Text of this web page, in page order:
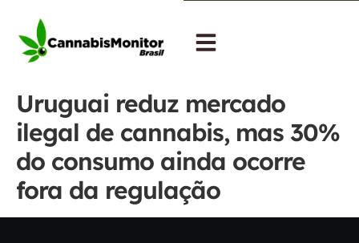
Uruguai reduz mercado
ilegal de cannabis, mas 30%
do consumo ainda ocorre
fora da regulação